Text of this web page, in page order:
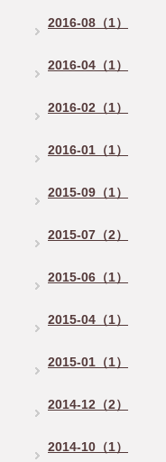
2016-08（1）
2016-04（1）
2016-02（1）
2016-01（1）
2015-09（1）
2015-07（2）
2015-06（1）
2015-04（1）
2015-01（1）
2014-12（2）
2014-10（1）